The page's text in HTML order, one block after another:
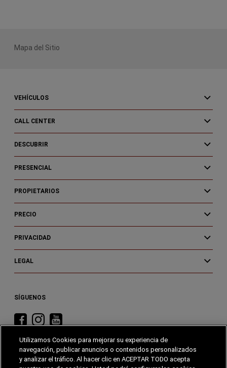
Mapa del Sitio
VEHÍCULOS
CALL CENTER
DESCUBRIR
PRESENCIAL
PROPIETARIOS
PRECIO
PRIVACIDAD
LEGAL
SÍGUENOS
Visita
en
Facebook
Visita
en
Instagram
Visita
en
YouTube
Utilizamos Cookies para mejorar su experiencia de
navegación, publicar anuncios o contenidos personalizados
y analizar el tráfico. Al hacer clic en ACEPTAR TODO acepta